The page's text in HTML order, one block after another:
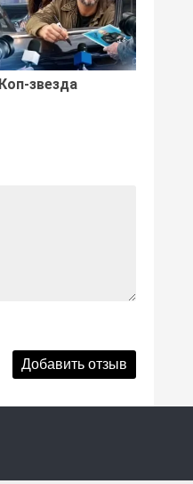
Коп-звезда